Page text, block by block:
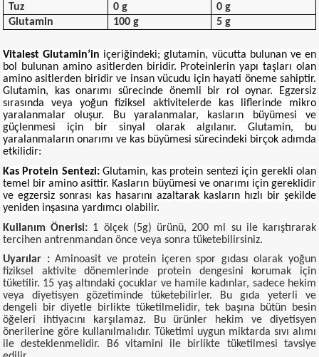
Tuz
0 g
0 g
Glutamin
100 g 5 g
Vitalest Glutamin’in içeriğindeki; glutamin, vücutta bulunan ve en
bol bulunan amino asitlerden biridir. Proteinlerin yapı taşları olan
amino asitlerden biridir ve insan vücudu için hayati öneme sahiptir.
Glutamin, kas onarımı sürecinde önemli bir rol oynar. Egzersiz
sırasında veya yoğun fiziksel aktivitelerde kas liflerinde mikro
yaralanmalar oluşur. Bu yaralanmalar, kasların büyümesi ve
güçlenmesi için bir sinyal olarak algılanır. Glutamin, bu
yaralanmaların onarımı ve kas büyümesi sürecindeki birçok adımda
etkilidir:
Kas Protein Sentezi:Glutamin, kas protein sentezi için gerekli olan
temel bir amino asittir. Kasların büyümesi ve onarımı için gereklidir
ve egzersiz sonrası kas hasarını azaltarak kasların hızlı bir şekilde
yeniden inşasına yardımcı olabilir.
Kullanım Önerisi: 1 ölçek (5g) ürünü, 200 ml su ile karıştırarak
tercihen antrenmandan önce veya sonra tüketebilirsiniz.
Uyarılar :Aminoasit ve protein içeren spor gıdası olarak yoğun
fiziksel aktivite dönemlerinde protein dengesini korumak için
tüketilir. 15 yaş altındaki çocuklar ve hamile kadınlar, sadece hekim
veya diyetisyen gözetiminde tüketebilirler. Bu gıda yeterli ve
dengeli bir diyetle birlikte tüketilmelidir, tek başına bütün besin
öğeleri ihtiyacını karşılamaz. Bu ürünler hekim ve diyetisyen
önerilerine göre kullanılmalıdır. Tüketimi uygun miktarda sıvı alımı
ile desteklenmelidir. B6 vitamini ile birlikte tüketilmesi tavsiye